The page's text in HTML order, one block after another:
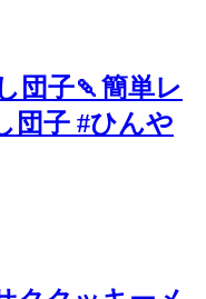
団子🍡簡単レ
団子 #ひんや